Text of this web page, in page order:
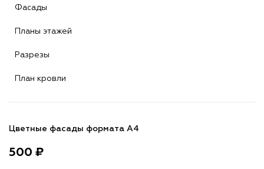
Фасады
Планы этажей
Разрезы
План кровли
Цветные фасады формата А4
500 ₽